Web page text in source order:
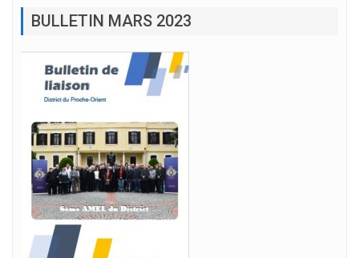
BULLETIN MARS 2023